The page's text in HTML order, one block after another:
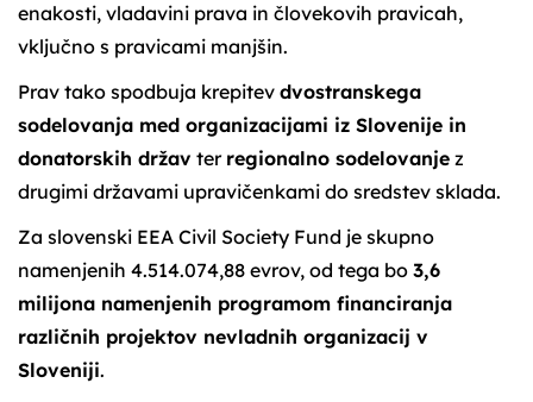
enakosti, vladavini prava in človekovih pravicah,
vključno s pravicami manjšin.
Prav tako spodbuja krepitev dvostranskega
sodelovanja med organizacijami iz Slovenije in
donatorskih držav ter regionalno sodelovanje z
drugimi državami upravičenkami do sredstev sklada.
Za slovenski EEA Civil Society Fund je skupno
namenjenih 4.514.074,88 evrov, od tega bo 3,6
milijona namenjenih programom financiranja
različnih projektov nevladnih organizacij v
Sloveniji.